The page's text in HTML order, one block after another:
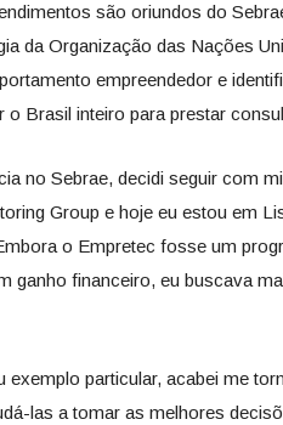
são oriundos do
da Organização das Nações
empreendedor e
o Brasil inteiro para prestar
no Sebrae, decidi seguir com
Group e hoje eu estou em
o Empretec fosse um
ganho financeiro, eu buscava
particular, acabei me
las a tomar as melhores